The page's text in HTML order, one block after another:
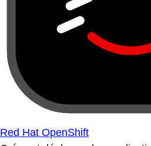
Red Hat OpenShift